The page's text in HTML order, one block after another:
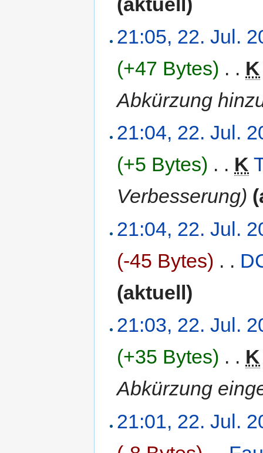
21:05, 22. Jul.
(+47 Bytes) . . K
Abkürzung
21:04, 22. Jul.
(+5 Bytes) . . K
Verbesserung)
21:04, 22. Jul.
(-45 Bytes) . .
(aktuell)
21:03, 22. Jul.
(+35 Bytes) . . K
Abkürzung
21:01, 22. Jul.